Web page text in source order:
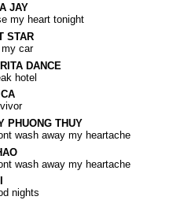
JAY
my heart tonight
STAR
car
DANCE
hotel
PHUONG THUY
wash away my heartache
wash away my heartache
nights